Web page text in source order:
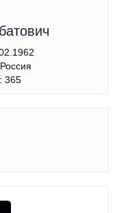
365